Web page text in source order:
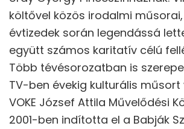
költővel közös irodalmi
évtizedek során legendássá
együtt számos karitatív célú
Több tévésorozatban is
TV-ben évekig kulturális műsort
VOKE József Attila Művelődési
2001-ben indította el a Babják